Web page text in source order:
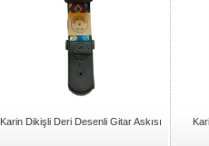
Karin Dikişli Deri Desenli Gitar Askısı